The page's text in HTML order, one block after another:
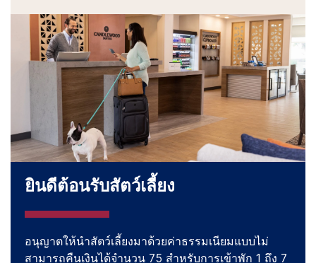
ยินดีต้อนรับสัตว์เลี้ยง
อนุญาตให้นำสัตว์เลี้ยงมาด้วยค่าธรรมเนียมแบบไม่
สามารถคืนเงินได้จำนวน 75 สำหรับการเข้าพัก 1 ถึง 7